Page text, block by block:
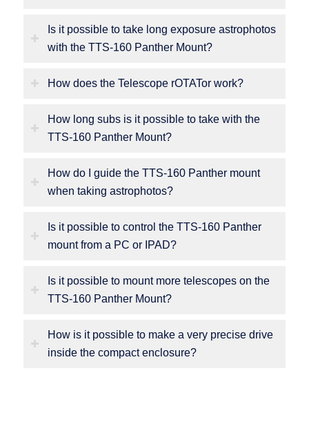
Is it possible to take long exposure astrophotos
with the TTS-160 Panther Mount?
How does the Telescope rOTATor work?
How long subs is it possible to take with the
TTS-160 Panther Mount?
How do I guide the TTS-160 Panther mount
when taking astrophotos?
Is it possible to control the TTS-160 Panther
mount from a PC or IPAD?
Is it possible to mount more telescopes on the
TTS-160 Panther Mount?
How is it possible to make a very precise drive
inside the compact enclosure?